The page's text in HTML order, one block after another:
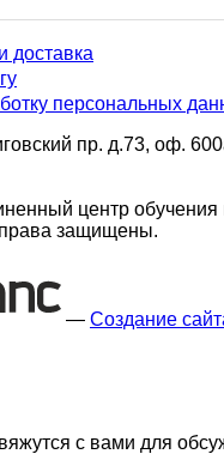
доставка
персональных
пр. д.73, оф.
центр обучения
защищены.
— Создание
с вами для